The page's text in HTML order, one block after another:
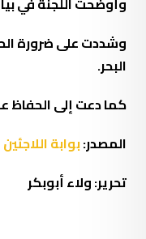
وشددت على ضرورة
البحر.
كما دعت إلى الحفاظ
المصدر:بوابة
تحرير: ولاء أبوبكر